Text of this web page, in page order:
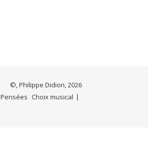
©, Philippe Didion, 2026
Pensées Choix musical